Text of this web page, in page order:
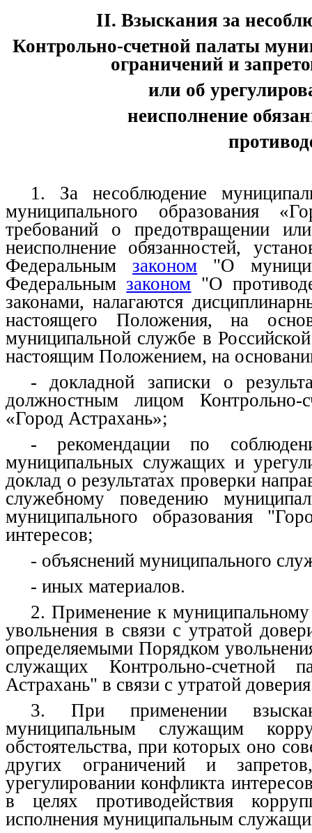
II. Взыскания за
Контрольно-счетной палаты
ограничений и
или об
неисполнение
1. За несоблюдение
муниципального образования
требований о предотвращении
неисполнение обязанностей,
Федеральнымзаконом "О
Федеральнымзаконом "О
законами, налагаются
настоящего Положения, на
муниципальной службе в
настоящим Положением, на
- докладной записки о
должностным лицом Контрольно-
«Город Астрахань»;
- рекомендации по
муниципальных служащих и
доклад о результатах проверки
служебному поведению
муниципального образования
интересов;
- объяснений муниципального
- иных материалов.
2. Применение к
увольнения в связи с утратой
определяемыми Порядком
служащих Контрольно-счетной
Астрахань" в связи с утратой
3. При применении
муниципальным служащим
обстоятельства, при которых оно
других ограничений и
урегулировании конфликта
в целях противодействия
исполнения муниципальным